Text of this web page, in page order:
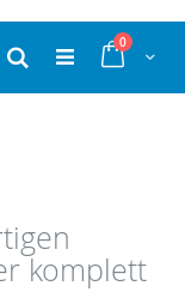
Cart
0producten
Zoek
komplett